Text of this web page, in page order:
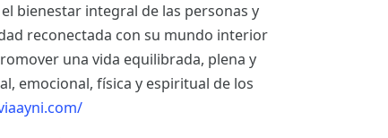
bienestar integral de las personas y
reconectada con su mundo interior
una vida equilibrada, plena y
emocional, física y espiritual de los